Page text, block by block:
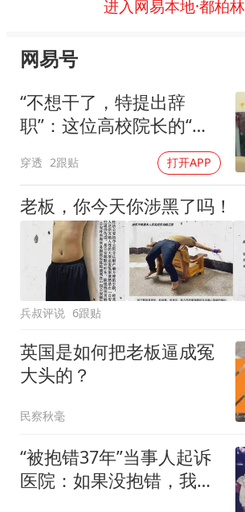
进入网易本地·都柏林
网易号
“不想干了，特提出辞
职”：这位高校院长的“任
穿透 2跟贴 打开APP
老板，你今天你涉黑了吗！
兵叔评说 6跟贴
英国是如何把老板逼成冤
大头的？
民察秋毫
“被抱错37年”当事人起诉
医院：如果没抱错，我不